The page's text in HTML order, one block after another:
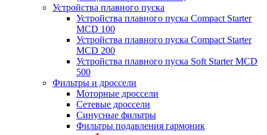
Устройства плавного пуска
Устройства плавного пуска Compact Starter
MCD 100
Устройства плавного пуска Compact Starter
MCD 200
Устройства плавного пуска Soft Starter MCD
500
Фильтры и дроссели
Моторные дроссели
Сетевые дроссели
Синусные фильтры
Фильтры подавления гармоник